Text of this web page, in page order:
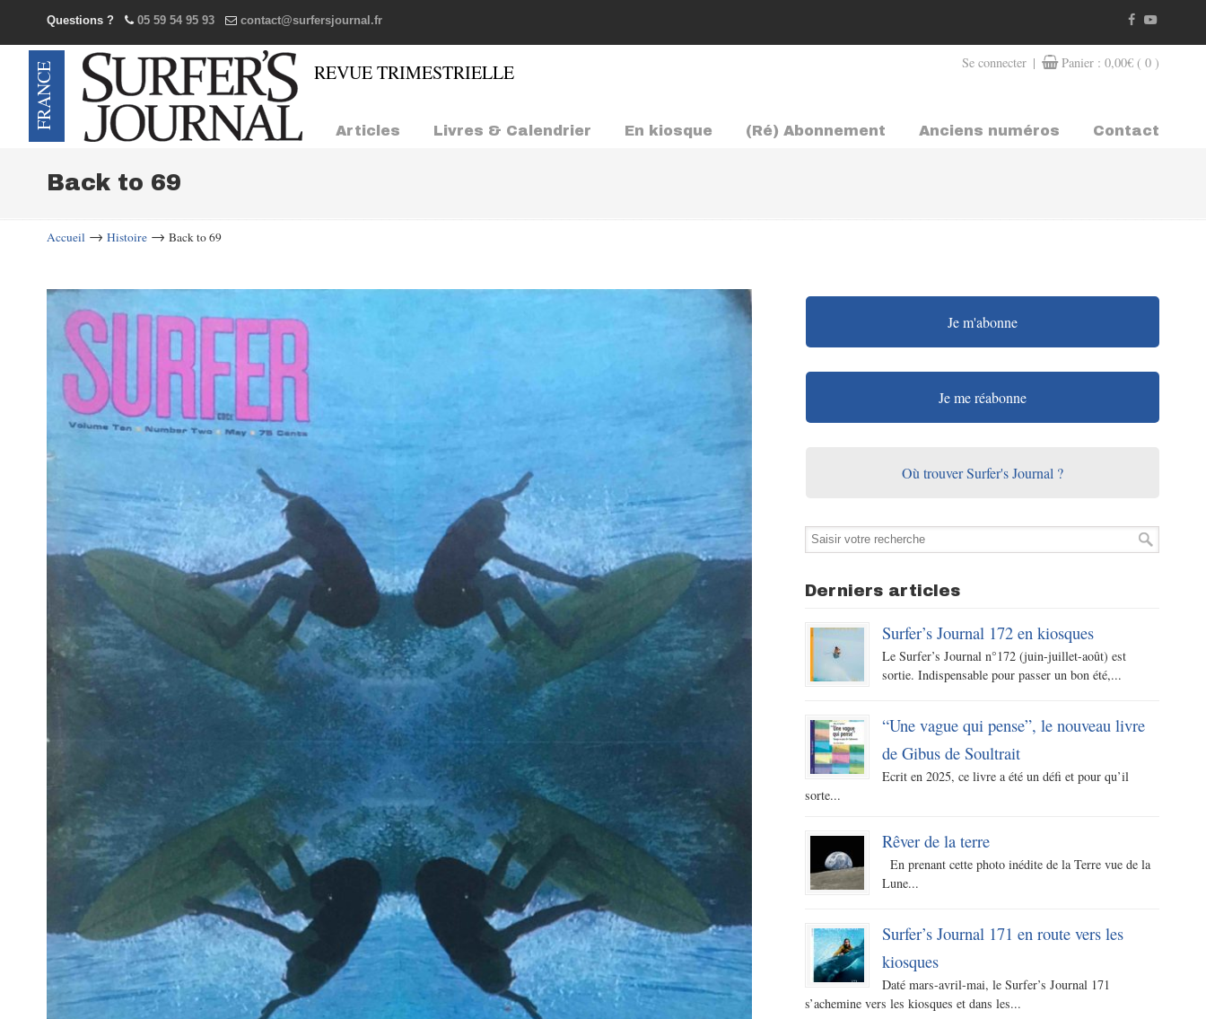
Questions ? 05 59 54 95 93 contact@surfersjournal.fr
Se connecter | Panier : 0,00€ ( 0 )
Articles Livres & Calendrier En kiosque (Ré) Abonnement Anciens numéros Contact
Navigation
Back to 69
Accueil → Histoire → Back to 69
Je m'abonne
Je me réabonne
Où trouver Surfer's Journal ?
Derniers articles
Surfer’s Journal 172 en kiosques
Le Surfer’s Journal n°172 (juin-juillet-août) est
sortie. Indispensable pour passer un bon été,...
“Une vague qui pense”, le nouveau livre
de Gibus de Soultrait
Ecrit en 2025, ce livre a été un défi et pour qu’il
sorte...
Rêver de la terre
En prenant cette photo inédite de la Terre vue de la
Lune...
Surfer’s Journal 171 en route vers les
kiosques
Daté mars-avril-mai, le Surfer’s Journal 171
s’achemine vers les kiosques et dans les...